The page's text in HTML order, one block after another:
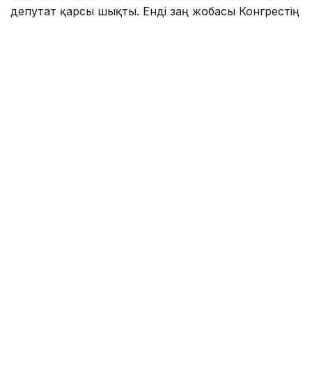
депутат қарсы шықты. Енді заң жобасы Конгрестің